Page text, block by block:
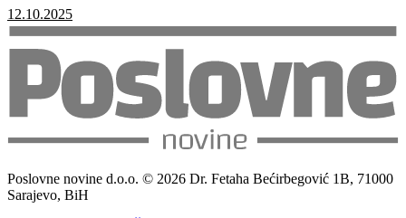
12.10.2025
Poslovne novine d.o.o. © 2026 Dr. Fetaha Bećirbegović 1B, 71000
Sarajevo, BiH